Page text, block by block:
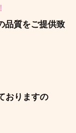
品質をご提供致
おりますの